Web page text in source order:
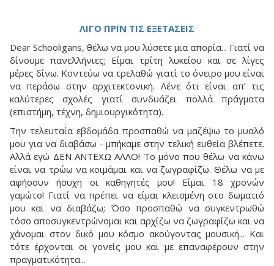
ΛΙΓΟ ΠΡΙΝ ΤΙΣ ΕΞΕΤΑΣΕΙΣ
Dear Schooligans, θέλω να μου λύσετε μια απορία... Γιατί να
δίνουμε πανελλήνιες; Είμαι τρίτη λυκείου και σε λίγες
μέρες δίνω. Κοντεύω να τρελαθώ γιατί το όνειρο μου είναι
να περάσω στην αρχιτεκτονική. Λένε ότι είναι απ’ τις
καλύτερες σχολές γιατί συνδυάζει πολλά πράγματα
(επιστήμη, τέχνη, δημιουργικότητα).
Την τελευταία εβδομάδα προσπαθώ να μαζέψω το μυαλό
μου για να διαβάσω - μπήκαμε στην τελική ευθεία βλέπετε.
Αλλά εγώ ΔΕΝ ΑΝΤΕΧΩ ΑΛΛΟ! Το μόνο που θέλω να κάνω
είναι να τρώω να κοιμάμαι και να ζωγραφίζω. Θέλω να με
αφήσουν ήσυχη οι καθηγητές μου! Είμαι 18 χρονών
γαμώτο! Γιατί να πρέπει να είμαι κλεισμένη στο δωματιό
μου και να διαβάζω; Όσο προσπαθώ να συγκεντρωθώ
τόσο αποσυγκεντρώνομαι και αρχίζω να ζωγραφίζω και να
χάνομαι στον δικό μου κόσμο ακούγοντας μουσική... Και
τότε έρχονται οι γονείς μου και με επαναφέρουν στην
πραγματικότητα...